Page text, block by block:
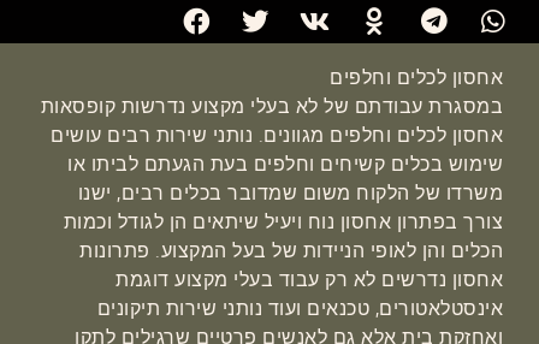
אחסון לכלים וחלפים
במסגרת עבודתם של לא בעלי מקצוע נדרשות קופסאות
אחסון לכלים וחלפים מגוונים. נותני שירות רבים עושים
שימוש בכלים קשיחים וחלפים בעת הגעתם לביתו או
משרדו של הלקוח משום שמדובר בכלים רבים, ישנו
צורך בפתרון אחסון נוח ויעיל שיתאים הן לגודל וכמות
הכלים והן לאופי הניידות של בעל המקצוע. פתרונות
אחסון נדרשים לא רק עבוד בעלי מקצוע דוגמת
אינסטלאטורים, טכנאים ועוד נותני שירות תיקונים
ואחזקת בית אלא גם לאנשים פרטיים שרגילים לתקן